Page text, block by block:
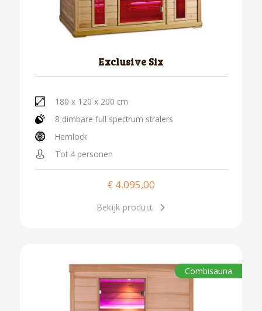
Exclusive Six
180 x 120 x 200 cm
8 dimbare full spectrum stralers
Hemlock
Tot 4 personen
€ 4.095,00
Bekijk product
Combisauna